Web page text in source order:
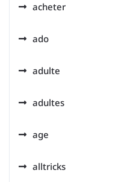
acheter
ado
adulte
adultes
age
alltricks